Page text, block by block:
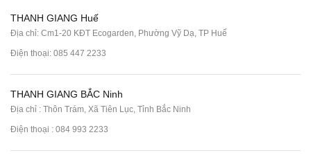
THANH GIANG Huế
Địa chỉ: Cm1-20 KĐT Ecogarden, Phường Vỹ Dạ, TP Huế
Điện thoại: 085 447 2233
THANH GIANG BẮC Ninh
Địa chỉ : Thôn Trám, Xã Tiên Lục, Tỉnh Bắc Ninh
Điện thoại : 084 993 2233